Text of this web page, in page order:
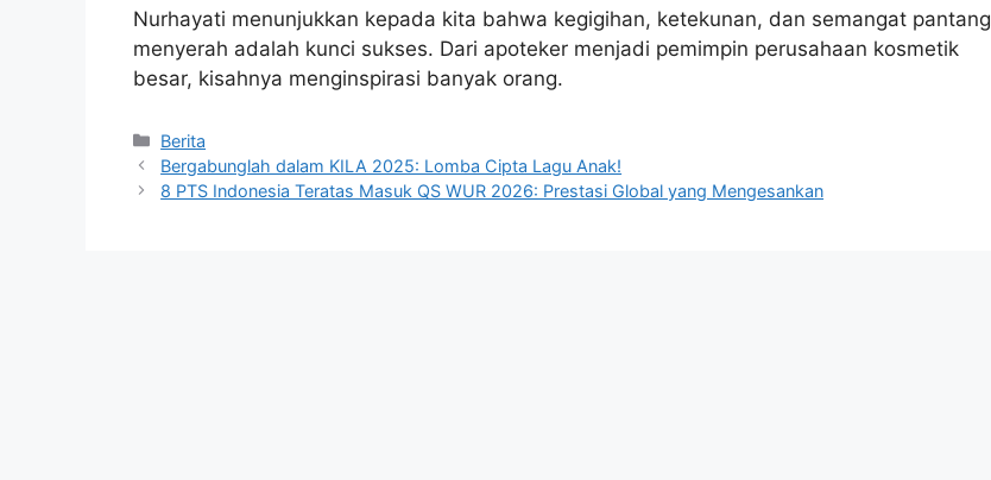
Nurhayati menunjukkan kepada kita bahwa kegigihan, ketekunan, dan semangat pantang
menyerah adalah kunci sukses. Dari apoteker menjadi pemimpin perusahaan kosmetik
besar, kisahnya menginspirasi banyak orang.
Kategori
Berita
Bergabunglah dalam KILA 2025: Lomba Cipta Lagu Anak!
8 PTS Indonesia Teratas Masuk QS WUR 2026: Prestasi Global yang Mengesankan